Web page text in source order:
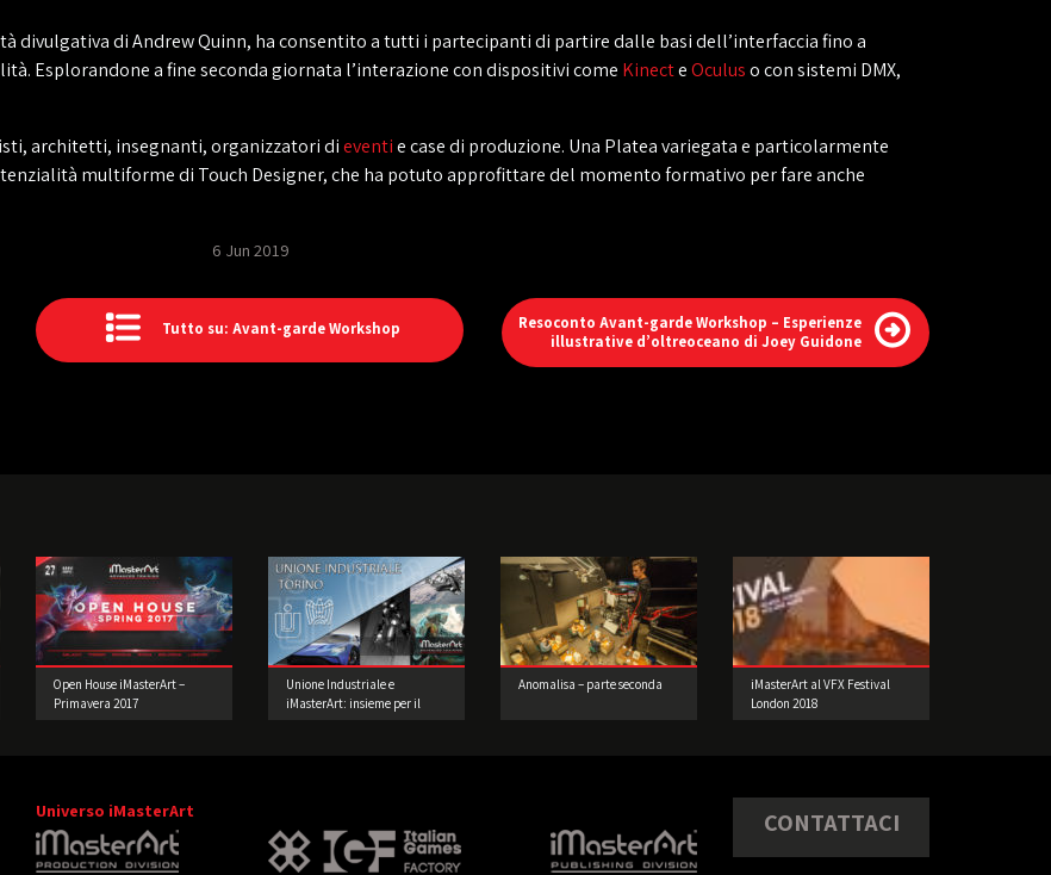
divulgativa di Andrew Quinn, ha consentito a tutti i partecipanti di partire dalle basi dell’interfaccia fino a
Esplorandone a fine seconda giornata l’interazione con dispositivi come KinecteOculuso con sistemi DMX,
architetti, insegnanti, organizzatori dieventie case di produzione. Una Platea variegata e particolarmente
multiforme di Touch Designer, che ha potuto approfittare del momento formativo per fare anche
6 Jun 2019
Tutto su: Avant-garde Workshop
Resoconto Avant-garde Workshop – Esperienze
illustrative d’oltreoceano di Joey Guidone
Open House iMasterArt –
Primavera 2017
Unione Industriale e
iMasterArt: insieme per il
Anomalisa – parte seconda
iMasterArt al VFX Festival
London 2018
Universo iMasterArt CONTATTACI